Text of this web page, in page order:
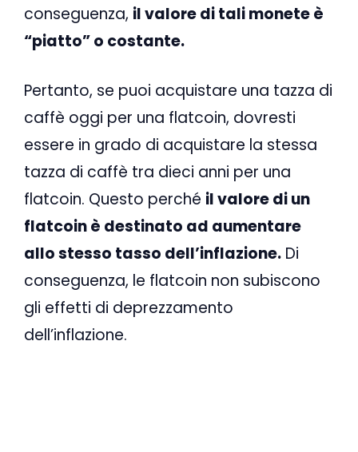
conseguenza, il valore di tali monete è
“piatto” o costante.
Pertanto, se puoi acquistare una tazza di
caffè oggi per una flatcoin, dovresti
essere in grado di acquistare la stessa
tazza di caffè tra dieci anni per una
flatcoin. Questo perché il valore di un
flatcoin è destinato ad aumentare
allo stesso tasso dell’inflazione. Di
conseguenza, le flatcoin non subiscono
gli effetti di deprezzamento
dell’inflazione.